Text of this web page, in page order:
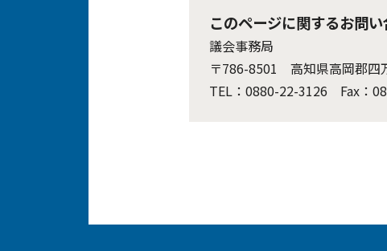
このページに関するお問
議会事務局
〒786-8501 高知県高岡郡四
TEL：0880-22-3126 Fax：